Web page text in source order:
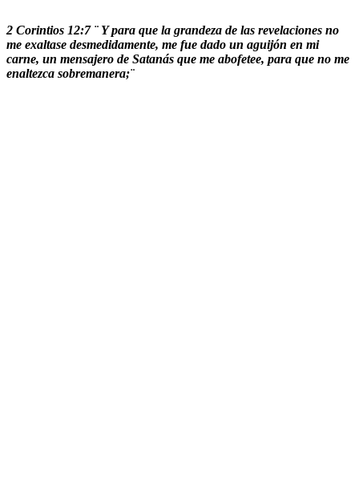
2 Corintios 12:7 ¨ Y para que la grandeza de las revelaciones no
me exaltase desmedidamente, me fue dado un aguijón en mi
carne, un mensajero de Satanás que me abofetee, para que no me
enaltezca sobremanera;¨